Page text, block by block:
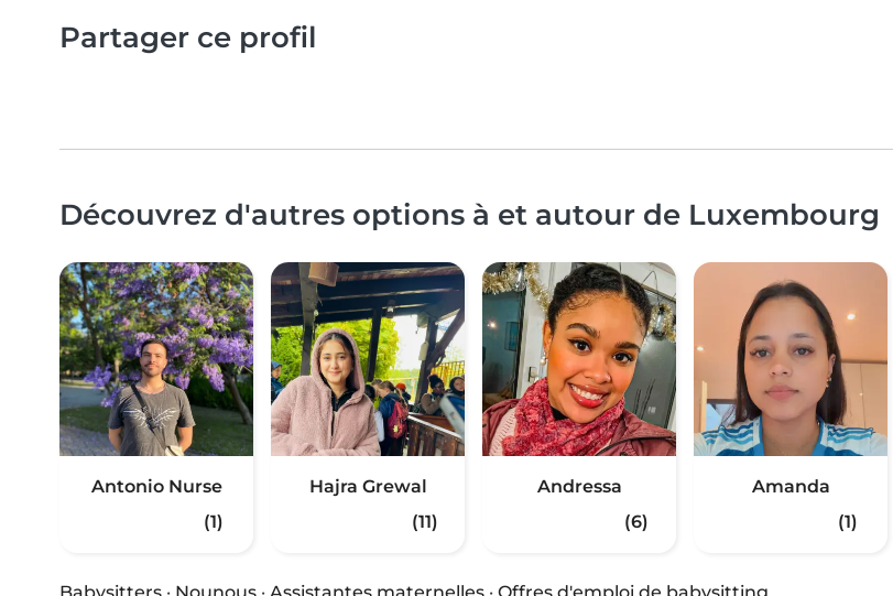
Partager ce profil
Découvrez d'autres options à et autour de Luxembourg
Antonio Nurse
(1)
Hajra Grewal
(11)
Andressa
(6)
Amanda
(1)